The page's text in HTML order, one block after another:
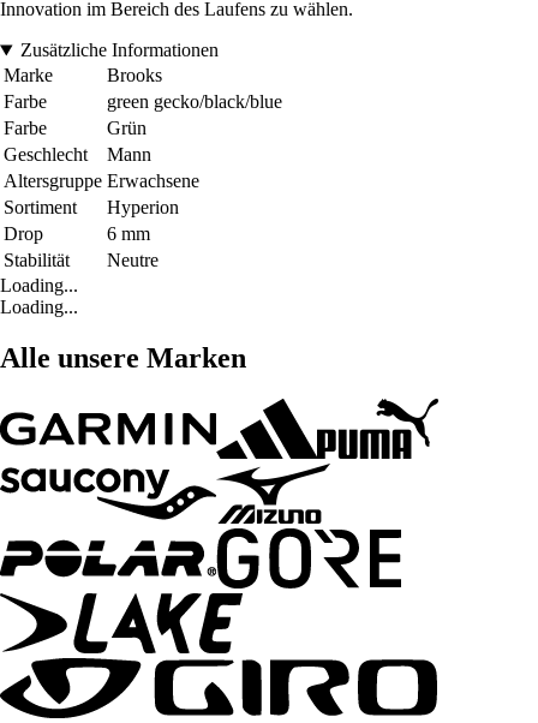
Innovation im Bereich des Laufens zu wählen.
Zusätzliche Informationen
Marke
Brooks
Farbe
green gecko/black/blue
Farbe
Grün
Geschlecht
Mann
Altersgruppe Erwachsene
Sortiment
Hyperion
Drop
6 mm
Stabilität
Neutre
Loading...
Loading...
Alle unsere Marken